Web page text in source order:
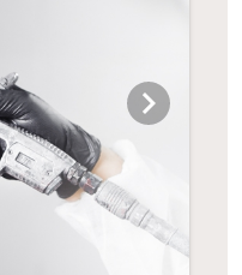
chevron_right